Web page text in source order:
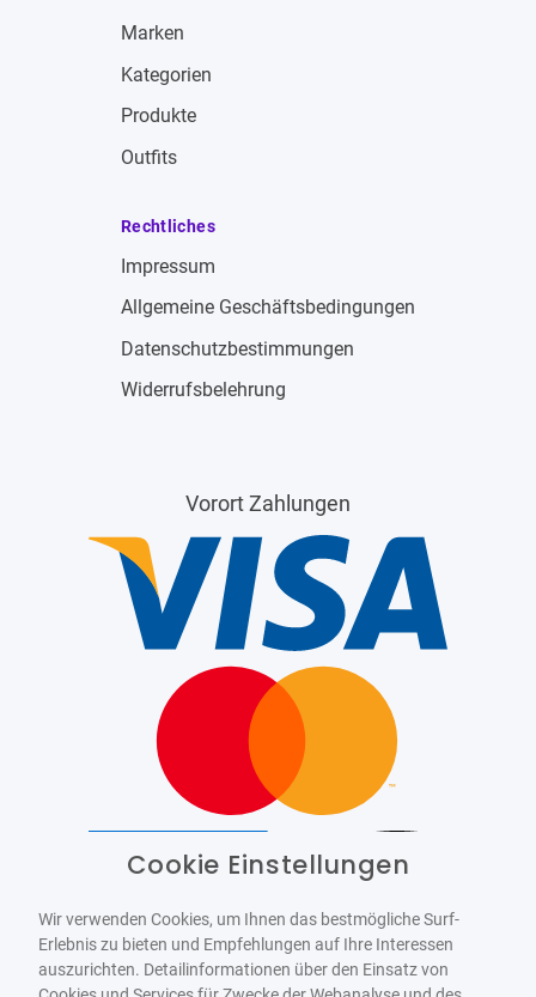
Marken
Kategorien
Produkte
Outfits
Rechtliches
Impressum
Allgemeine Geschäftsbedingungen
Datenschutzbestimmungen
Widerrufsbelehrung
Vorort Zahlungen
WCAG-2.1-AA
Cookie Einstellungen
Wir verwenden Cookies, um Ihnen das bestmögliche Surf-
Erlebnis zu bieten und Empfehlungen auf Ihre Interessen
auszurichten. Detailinformationen über den Einsatz von